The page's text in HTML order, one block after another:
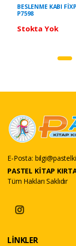
BESLENME KABI
P7598
Stokta Yok
E-Posta:
PASTEL KİTAP
Tüm Hakları Saklıdır
LİNKLER